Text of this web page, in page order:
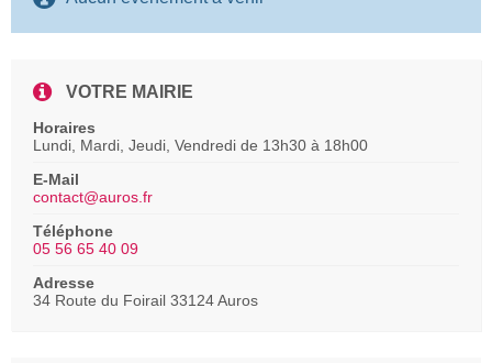
VOTRE MAIRIE
Horaires
Lundi, Mardi, Jeudi, Vendredi de 13h30 à 18h00
E-Mail
contact@auros.fr
Téléphone
05 56 65 40 09
Adresse
34 Route du Foirail 33124 Auros